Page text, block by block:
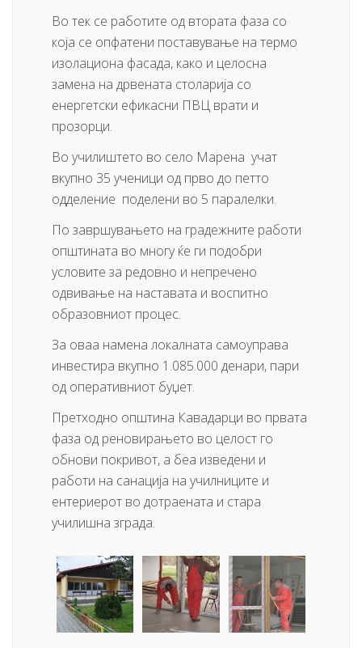
Во тек се работите од втората фаза со
која се опфатени поставување на термо
изолациона фасада, како и целосна
замена на дрвената столарија со
енергетски ефикасни ПВЦ врати и
прозорци.
Во училиштето во село Марена учат
вкупно 35 ученици од прво до петто
одделение поделени во 5 паралелки.
По завршувањето на градежните работи
општината во многу ќе ги подобри
условите за редовно и непречено
одвивање на наставата и воспитно
образовниот процес.
За оваа намена локалната самоуправа
инвестира вкупно 1.085.000 денари, пари
од оперативниот буџет.
Претходно општина Кавадарци во првата
фаза од реновирањето во целост го
обнови покривот, а беа изведени и
работи на санација на училниците и
ентериерот во дотраената и стара
училишна зграда.